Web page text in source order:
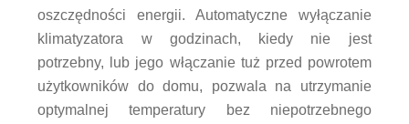
oszczędności energii. Automatyczne wyłączanie
klimatyzatora w godzinach, kiedy nie jest
potrzebny, lub jego włączanie tuż przed powrotem
użytkowników do domu, pozwala na utrzymanie
optymalnej temperatury bez niepotrzebnego